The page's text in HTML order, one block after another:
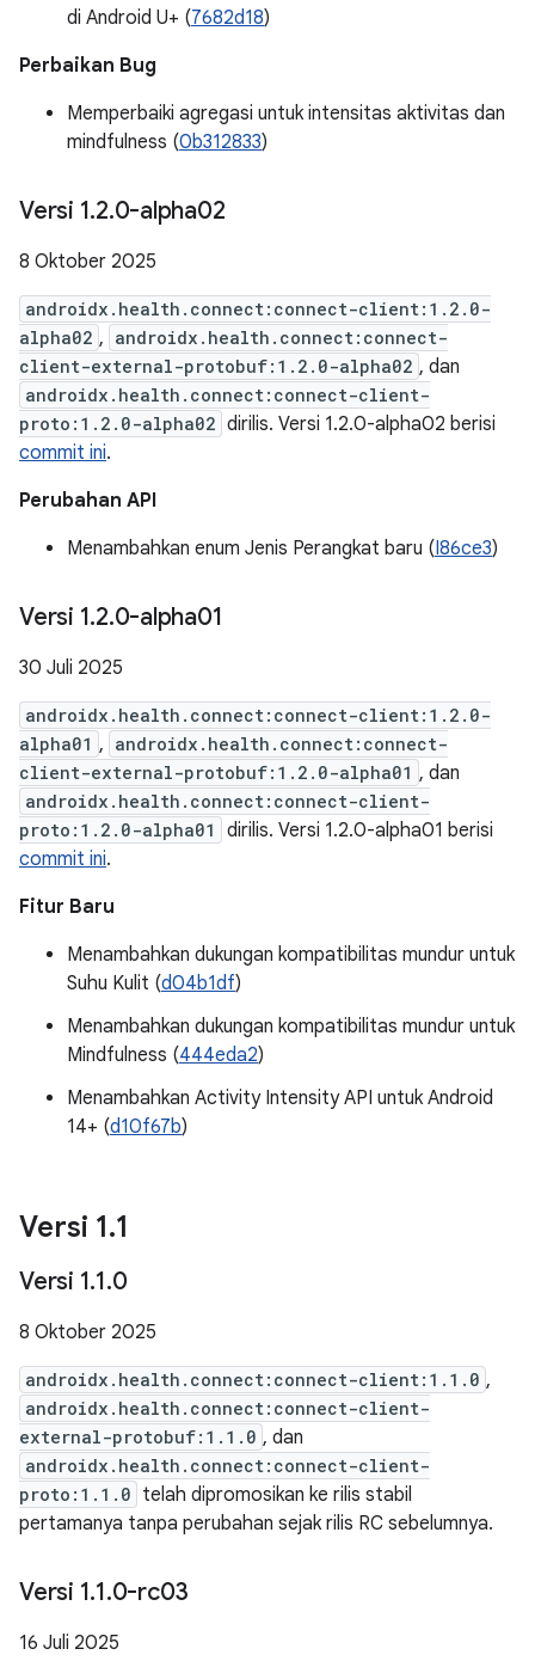
di Android U+ (7682d18)
Perbaikan Bug
Memperbaiki agregasi untuk intensitas aktivitas dan
mindfulness (0b312833)
Versi 1.2.0-alpha02
8 Oktober 2025
androidx.health.connect:connect-client:1.2.0-
alpha02 , androidx.health.connect:connect-
client-external-protobuf:1.2.0-alpha02 , dan
androidx.health.connect:connect-client-
proto:1.2.0-alpha02 dirilis. Versi 1.2.0-alpha02 berisi
commit ini.
Perubahan API
Menambahkan enum Jenis Perangkat baru (I86ce3)
Versi 1.2.0-alpha01
30 Juli 2025
androidx.health.connect:connect-client:1.2.0-
alpha01 , androidx.health.connect:connect-
client-external-protobuf:1.2.0-alpha01 , dan
androidx.health.connect:connect-client-
proto:1.2.0-alpha01
dirilis. Versi 1.2.0-alpha01 berisi
commit ini.
Fitur Baru
Menambahkan dukungan kompatibilitas mundur untuk
Suhu Kulit (d04b1df)
Menambahkan dukungan kompatibilitas mundur untuk
Mindfulness (444eda2)
Menambahkan Activity Intensity API untuk Android
14+ (d10f67b)
Versi 1.1
Versi 1.1.0
8 Oktober 2025
androidx.health.connect:connect-client:1.1.0 ,
androidx.health.connect:connect-client-
external-protobuf:1.1.0 , dan
androidx.health.connect:connect-client-
proto:1.1.0 telah dipromosikan ke rilis stabil
pertamanya tanpa perubahan sejak rilis RC sebelumnya.
Versi 1.1.0-rc03
16 Juli 2025